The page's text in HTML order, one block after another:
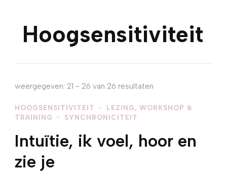
Hoogsensitiviteit
weergegeven: 21 - 26 van 26 resultaten
HOOGSENSITIVITEIT
LEZING, WORKSHOP &
TRAINING
SYNCHRONICITEIT
Intuïtie, ik voel, hoor en
zie je